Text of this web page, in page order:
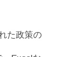
た政策の